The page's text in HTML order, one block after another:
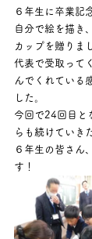
６年生に卒業記
自分で絵を描き
カップを贈りま
代表で受取って
んでくれている
した。
今回で24回目と
らも続けていき
６年生の皆さん
す！